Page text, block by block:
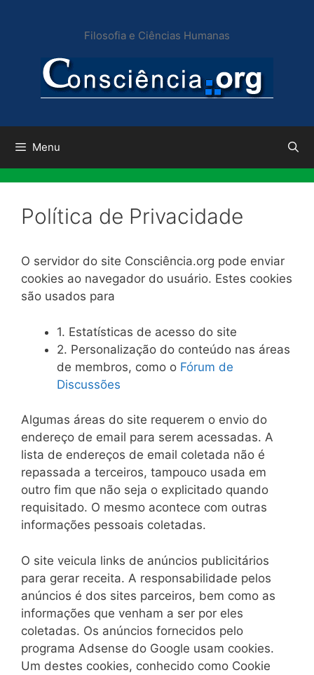
conteúdo
Filosofia e Ciências Humanas
Menu
Política de Privacidade
O servidor do site Consciência.org pode enviar
cookies ao navegador do usuário. Estes cookies
são usados para
1. Estatísticas de acesso do site
2. Personalização do conteúdo nas áreas
de membros, como o Fórum de
Discussões
Algumas áreas do site requerem o envio do
endereço de email para serem acessadas. A
lista de endereços de email coletada não é
repassada a terceiros, tampouco usada em
outro fim que não seja o explicitado quando
requisitado. O mesmo acontece com outras
informações pessoais coletadas.
O site veicula links de anúncios publicitários
para gerar receita. A responsabilidade pelos
anúncios é dos sites parceiros, bem como as
informações que venham a ser por eles
coletadas. Os anúncios fornecidos pelo
programa Adsense do Google usam cookies.
Um destes cookies, conhecido como Cookie